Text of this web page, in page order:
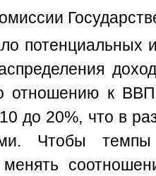
потенциальных
отношению к
до 20%, что в
Чтобы темпы